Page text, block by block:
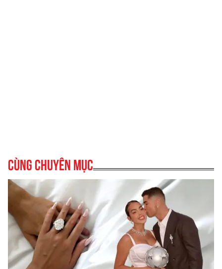
Cùng chuyên mục